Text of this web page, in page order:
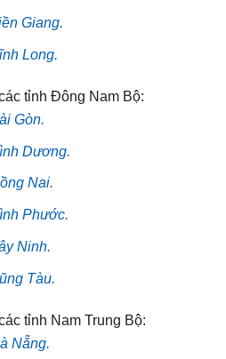
Giang.
Long.
tỉnh Đông Nam Bộ:
Gòn.
Dương.
Nai.
Phước.
Ninh.
Tàu.
tỉnh Nam Trung Bộ:
Nẵng.